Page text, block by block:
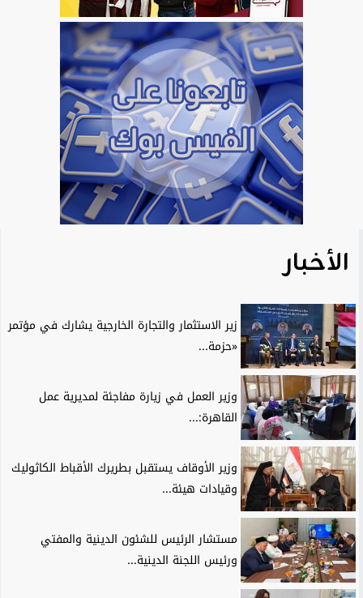
الأخبار
زير الاستثمار والتجارة الخارجية يشارك في مؤتمر
«حزمة...
وزير العمل في زيارة مفاجئة لمديرية عمل
القاهرة:...
وزير الأوقاف يستقبل بطريرك الأقباط الكاثوليك
وقيادات هيئة...
مستشار الرئيس للشئون الدينية والمفتي
ورئيس اللجنة الدينية...